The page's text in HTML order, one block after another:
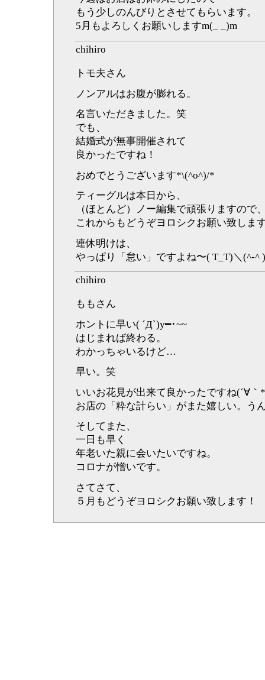
もう少しのんびりとさせてもらいます。
5月もよろしくお願いしますm(_ _)m
chihiro
トモ夫さん
ノンアルはお腹が膨れる。
名言いただきました。笑
でも、
結婚式が無事開催されて
良かったですね！
おめでとうございます*\(^o^)/*
ティーグルは本日から、
（ほとんど）ノー編集で頑張りますので
これからもどうぞヨロシクお願い致しま
連休明けは、
やっぱり「怠い」ですよね〜( T_T)＼(^-^
chihiro
ももさん
ホントに早い( ´Д`)y━･~~
はじまれば終わる。
わかっちゃいるけど…
早い。笑
いいお花見が出来て良かったですね(´∀｀
お店の「粋な計らい」がまた嬉しい。う
そしてまた、
一日も早く
年老いた親に会いたいですね。
コロナが憎いです。
さてさて、
５月もどうぞヨロシクお願い致します！